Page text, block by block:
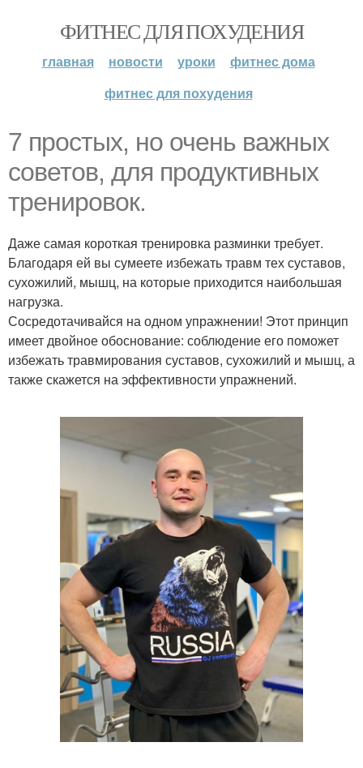
ФИТНЕС ДЛЯ ПОХУДЕНИЯ
главная новости уроки
фитнес дома
фитнес для похудения
7 простых, но очень важных
советов, для продуктивных
тренировок.
Даже самая короткая тренировка разминки требует.
Благодаря ей вы сумеете избежать травм тех суставов,
сухожилий, мышц, на которые приходится наибольшая
нагрузка.
Сосредотачивайся на одном упражнении! Этот принцип
имеет двойное обоснование: соблюдение его поможет
избежать травмирования суставов, сухожилий и мышц, а
также скажется на эффективности упражнений.